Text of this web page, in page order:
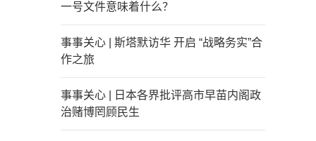
一号文件意味着什么？
事事关心 | 斯塔默访华 开启 “战略务实”合
作之旅
事事关心 | 日本各界批评高市早苗内阁政
治赌博罔顾民生